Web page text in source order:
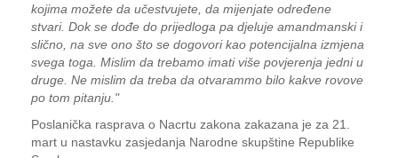
kojima možete da učestvujete, da mijenjate određene
stvari. Dok se dođe do prijedloga pa djeluje amandmanski i
slično, na sve ono što se dogovori kao potencijalna izmjena
svega toga. Mislim da trebamo imati više povjerenja jedni u
druge. Ne mislim da treba da otvarammo bilo kakve rovove
po tom pitanju."
Poslanička rasprava o Nacrtu zakona zakazana je za 21.
mart u nastavku zasjedanja Narodne skupštine Republike